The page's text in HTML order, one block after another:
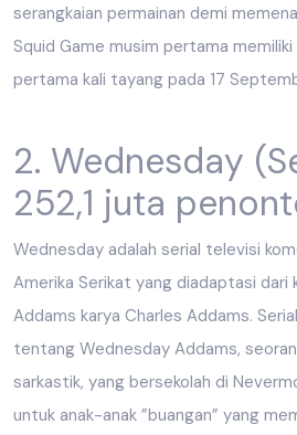
serangkaian permainan demi
Squid Game musim pertama
pertama kali tayang pada 17
2. Wednesday
252,1 juta
Wednesday adalah serial televisi
Amerika Serikat yang diadaptasi dari
Addams karya Charles Addams.
tentang Wednesday Addams,
sarkastik, yang bersekolah di
untuk anak-anak ”buangan” yang